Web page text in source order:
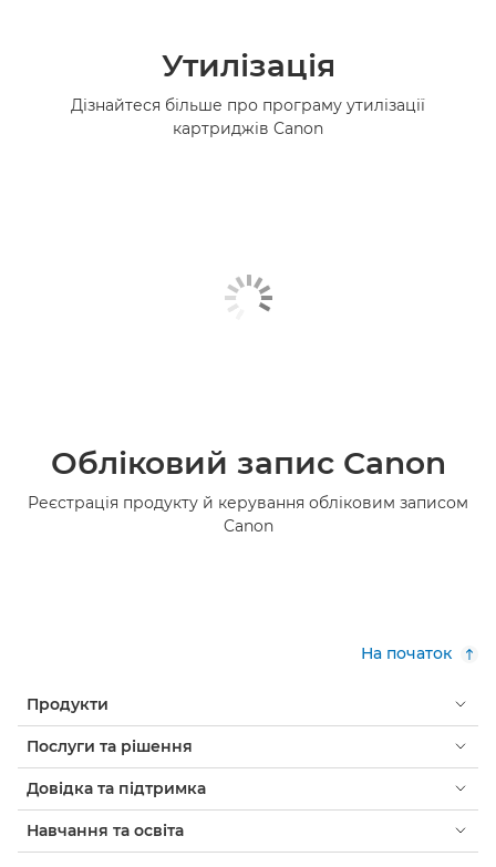
Утилізація
Дізнайтеся більше про програму утилізації
картриджів Canon
Обліковий запис Canon
Реєстрація продукту й керування обліковим записом
Canon
На початок
Продукти
Послуги та рішення
Довідка та підтримка
Навчання та освіта